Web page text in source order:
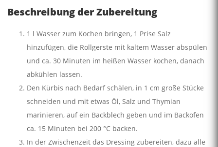
Beschreibung der Zubereitung
1 l Wasser zum Kochen bringen, 1 Prise Salz
hinzufügen, die Rollgerste mit kaltem Wasser abspülen
und ca. 30 Minuten im heißen Wasser kochen, danach
abkühlen lassen.
Den Kürbis nach Bedarf schälen, in 1 cm große Stücke
schneiden und mit etwas Öl, Salz und Thymian
marinieren, auf ein Backblech geben und im Backofen
ca. 15 Minuten bei 200 °C backen.
In der Zwischenzeit das Dressing zubereiten, dazu alle